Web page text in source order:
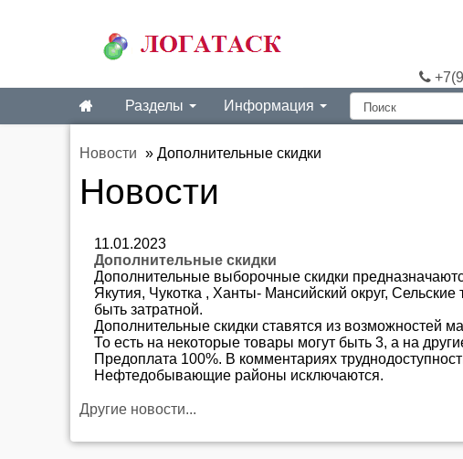
Разделы
Информация
Новости » Дополнительные скидки
Новости
11.01.2023
Дополнительные скидки
Дополнительные выборочные скидки
Якутия, Чукотка , Ханты- Мансийский округ,
быть затратной.
Дополнительные скидки ставятся из возможностей
То есть на некоторые товары могут быть 3, а на
Предоплата 100%. В комментариях
Нефтедобывающие районы исключаются.
Другие новости...